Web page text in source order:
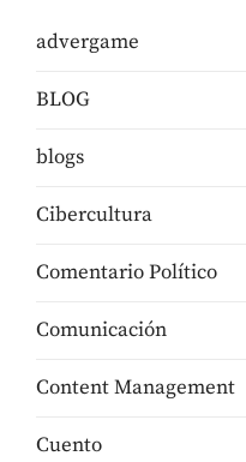
advergame
BLOG
blogs
Cibercultura
Comentario Político
Comunicación
Content Management
Cuento